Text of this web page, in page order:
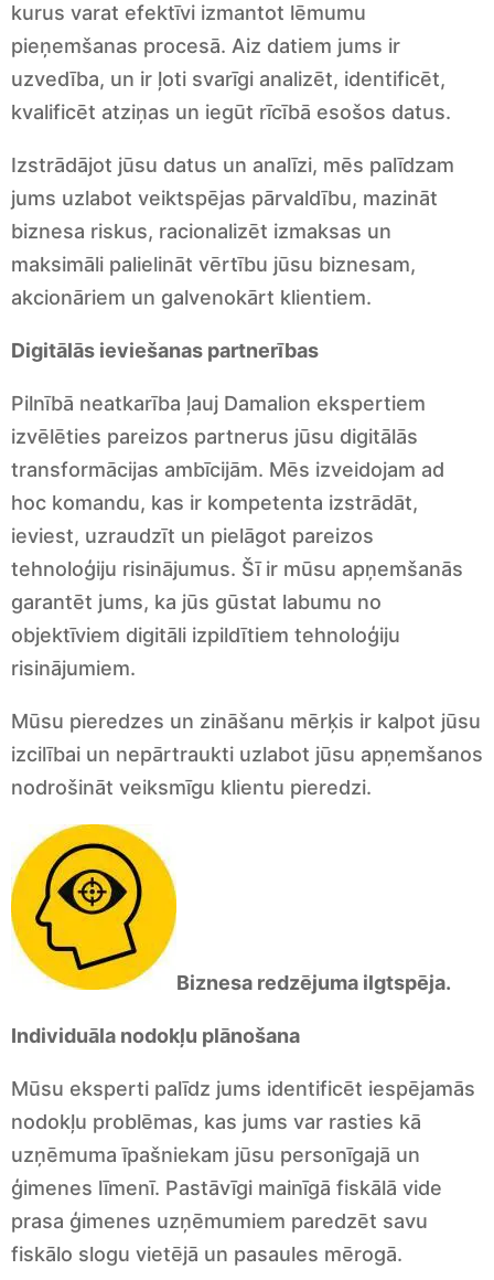
kurus varat efektīvi izmantot lēmumu
pieņemšanas procesā. Aiz datiem jums ir
uzvedība, un ir ļoti svarīgi analizēt, identificēt,
kvalificēt atziņas un iegūt rīcībā esošos datus.
Izstrādājot jūsu datus un analīzi, mēs palīdzam
jums uzlabot veiktspējas pārvaldību, mazināt
biznesa riskus, racionalizēt izmaksas un
maksimāli palielināt vērtību jūsu biznesam,
akcionāriem un galvenokārt klientiem.
Digitālās ieviešanas partnerības
Pilnībā neatkarība ļauj Damalion ekspertiem
izvēlēties pareizos partnerus jūsu digitālās
transformācijas ambīcijām. Mēs izveidojam ad
hoc komandu, kas ir kompetenta izstrādāt,
ieviest, uzraudzīt un pielāgot pareizos
tehnoloģiju risinājumus. Šī ir mūsu apņemšanās
garantēt jums, ka jūs gūstat labumu no
objektīviem digitāli izpildītiem tehnoloģiju
risinājumiem.
Mūsu pieredzes un zināšanu mērķis ir kalpot jūsu
izcilībai un nepārtraukti uzlabot jūsu apņemšanos
nodrošināt veiksmīgu klientu pieredzi.
Biznesa redzējuma ilgtspēja.
Individuāla nodokļu plānošana
Mūsu eksperti palīdz jums identificēt iespējamās
nodokļu problēmas, kas jums var rasties kā
uzņēmuma īpašniekam jūsu personīgajā un
ģimenes līmenī. Pastāvīgi mainīgā fiskālā vide
prasa ģimenes uzņēmumiem paredzēt savu
fiskālo slogu vietējā un pasaules mērogā.